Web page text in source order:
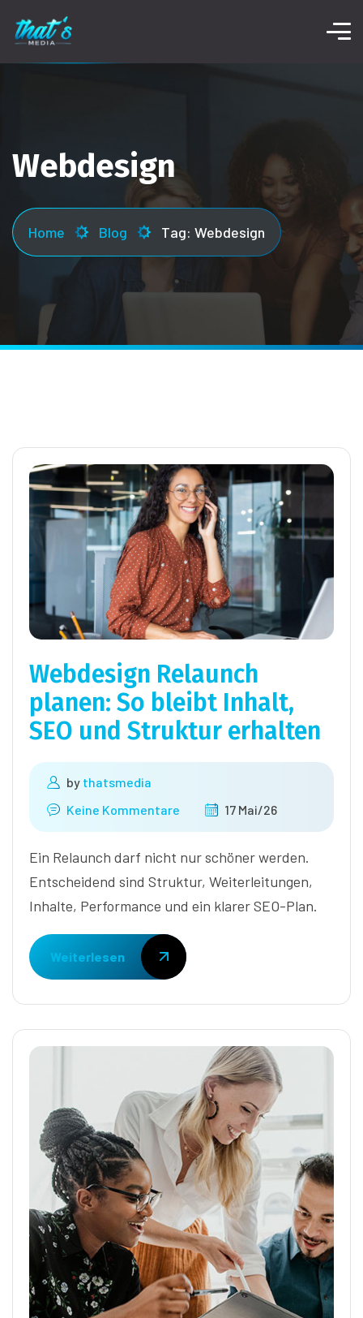
Webdesign
Home Blog Tag: Webdesign
Webdesign Relaunch
planen: So bleibt Inhalt,
SEO und Struktur erhalten
by thatsmedia
Keine Kommentare
17 Mai/26
Ein Relaunch darf nicht nur schöner werden.
Entscheidend sind Struktur, Weiterleitungen,
Inhalte, Performance und ein klarer SEO-Plan.
Weiterlesen